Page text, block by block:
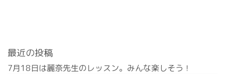
最近の投稿
7月18日は麗奈先生のレッスン。みんな楽しそう！